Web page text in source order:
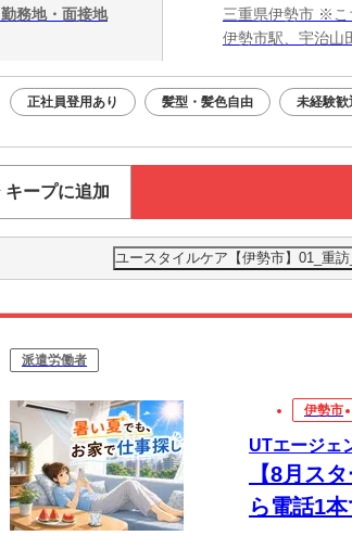
勤務地・面接地
三重県伊勢市 ※こ
伊勢市駅、宇治山
正社員登用あり 髪型・髪色自由 未経験歓
キープに追加
ユースタイルケア【伊勢市】01_重
派遣労働者
伊勢市
UTエージェ
【8月ス
ら電話1